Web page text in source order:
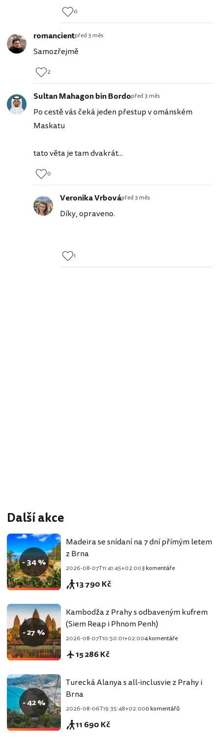
0
romancientpřed 3 měs
Samozřejmě
2
Sultan Mahagon bin Bordopřed 3 měs
Po cestě vás čeká jeden přestup v ománském
Maskatu
tato věta je tam dvakrát...
0
Veronika Vrbovápřed 3 měs
Díky, opraveno.
1
Další akce
- 34 %
Madeira se snídaní na 7 dní přímým letem
z Brna
2026-08-07T11:41:45+02:003 komentáře
13 790 Kč
- 27 %
Kambodža z Prahy s odbaveným kufrem
(Siem Reap i Phnom Penh)
2026-08-07T10:50:01+02:004 komentáře
15 286 Kč
- 42 %
Turecká Alanya s all-inclusvie z Prahy i
Brna
2026-08-06T19:35:48+02:000 komentářů
11 690 Kč